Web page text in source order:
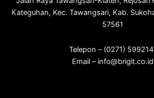
Kateguhan, Kec. Tawangsari, Kab.
57561
Telepon – (0271)
Email – info@brigit.co.id